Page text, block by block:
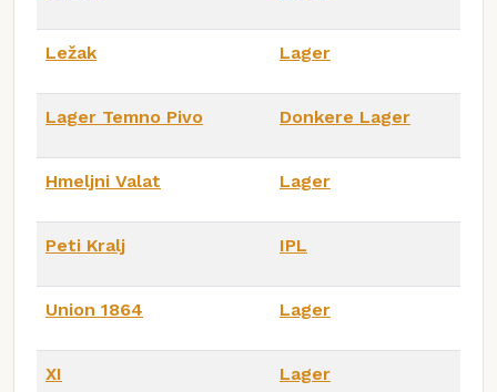
Ležak Lager
Lager Temno Pivo Donkere Lager
Hmeljni Valat Lager
Peti Kralj IPL
Union 1864 Lager
XI Lager